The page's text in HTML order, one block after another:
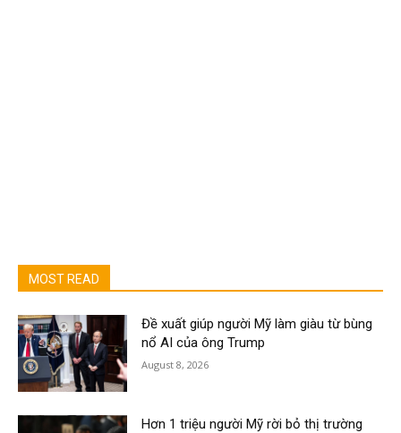
MOST READ
Đề xuất giúp người Mỹ làm giàu từ bùng
nổ AI của ông Trump
August 8, 2026
Hơn 1 triệu người Mỹ rời bỏ thị trường